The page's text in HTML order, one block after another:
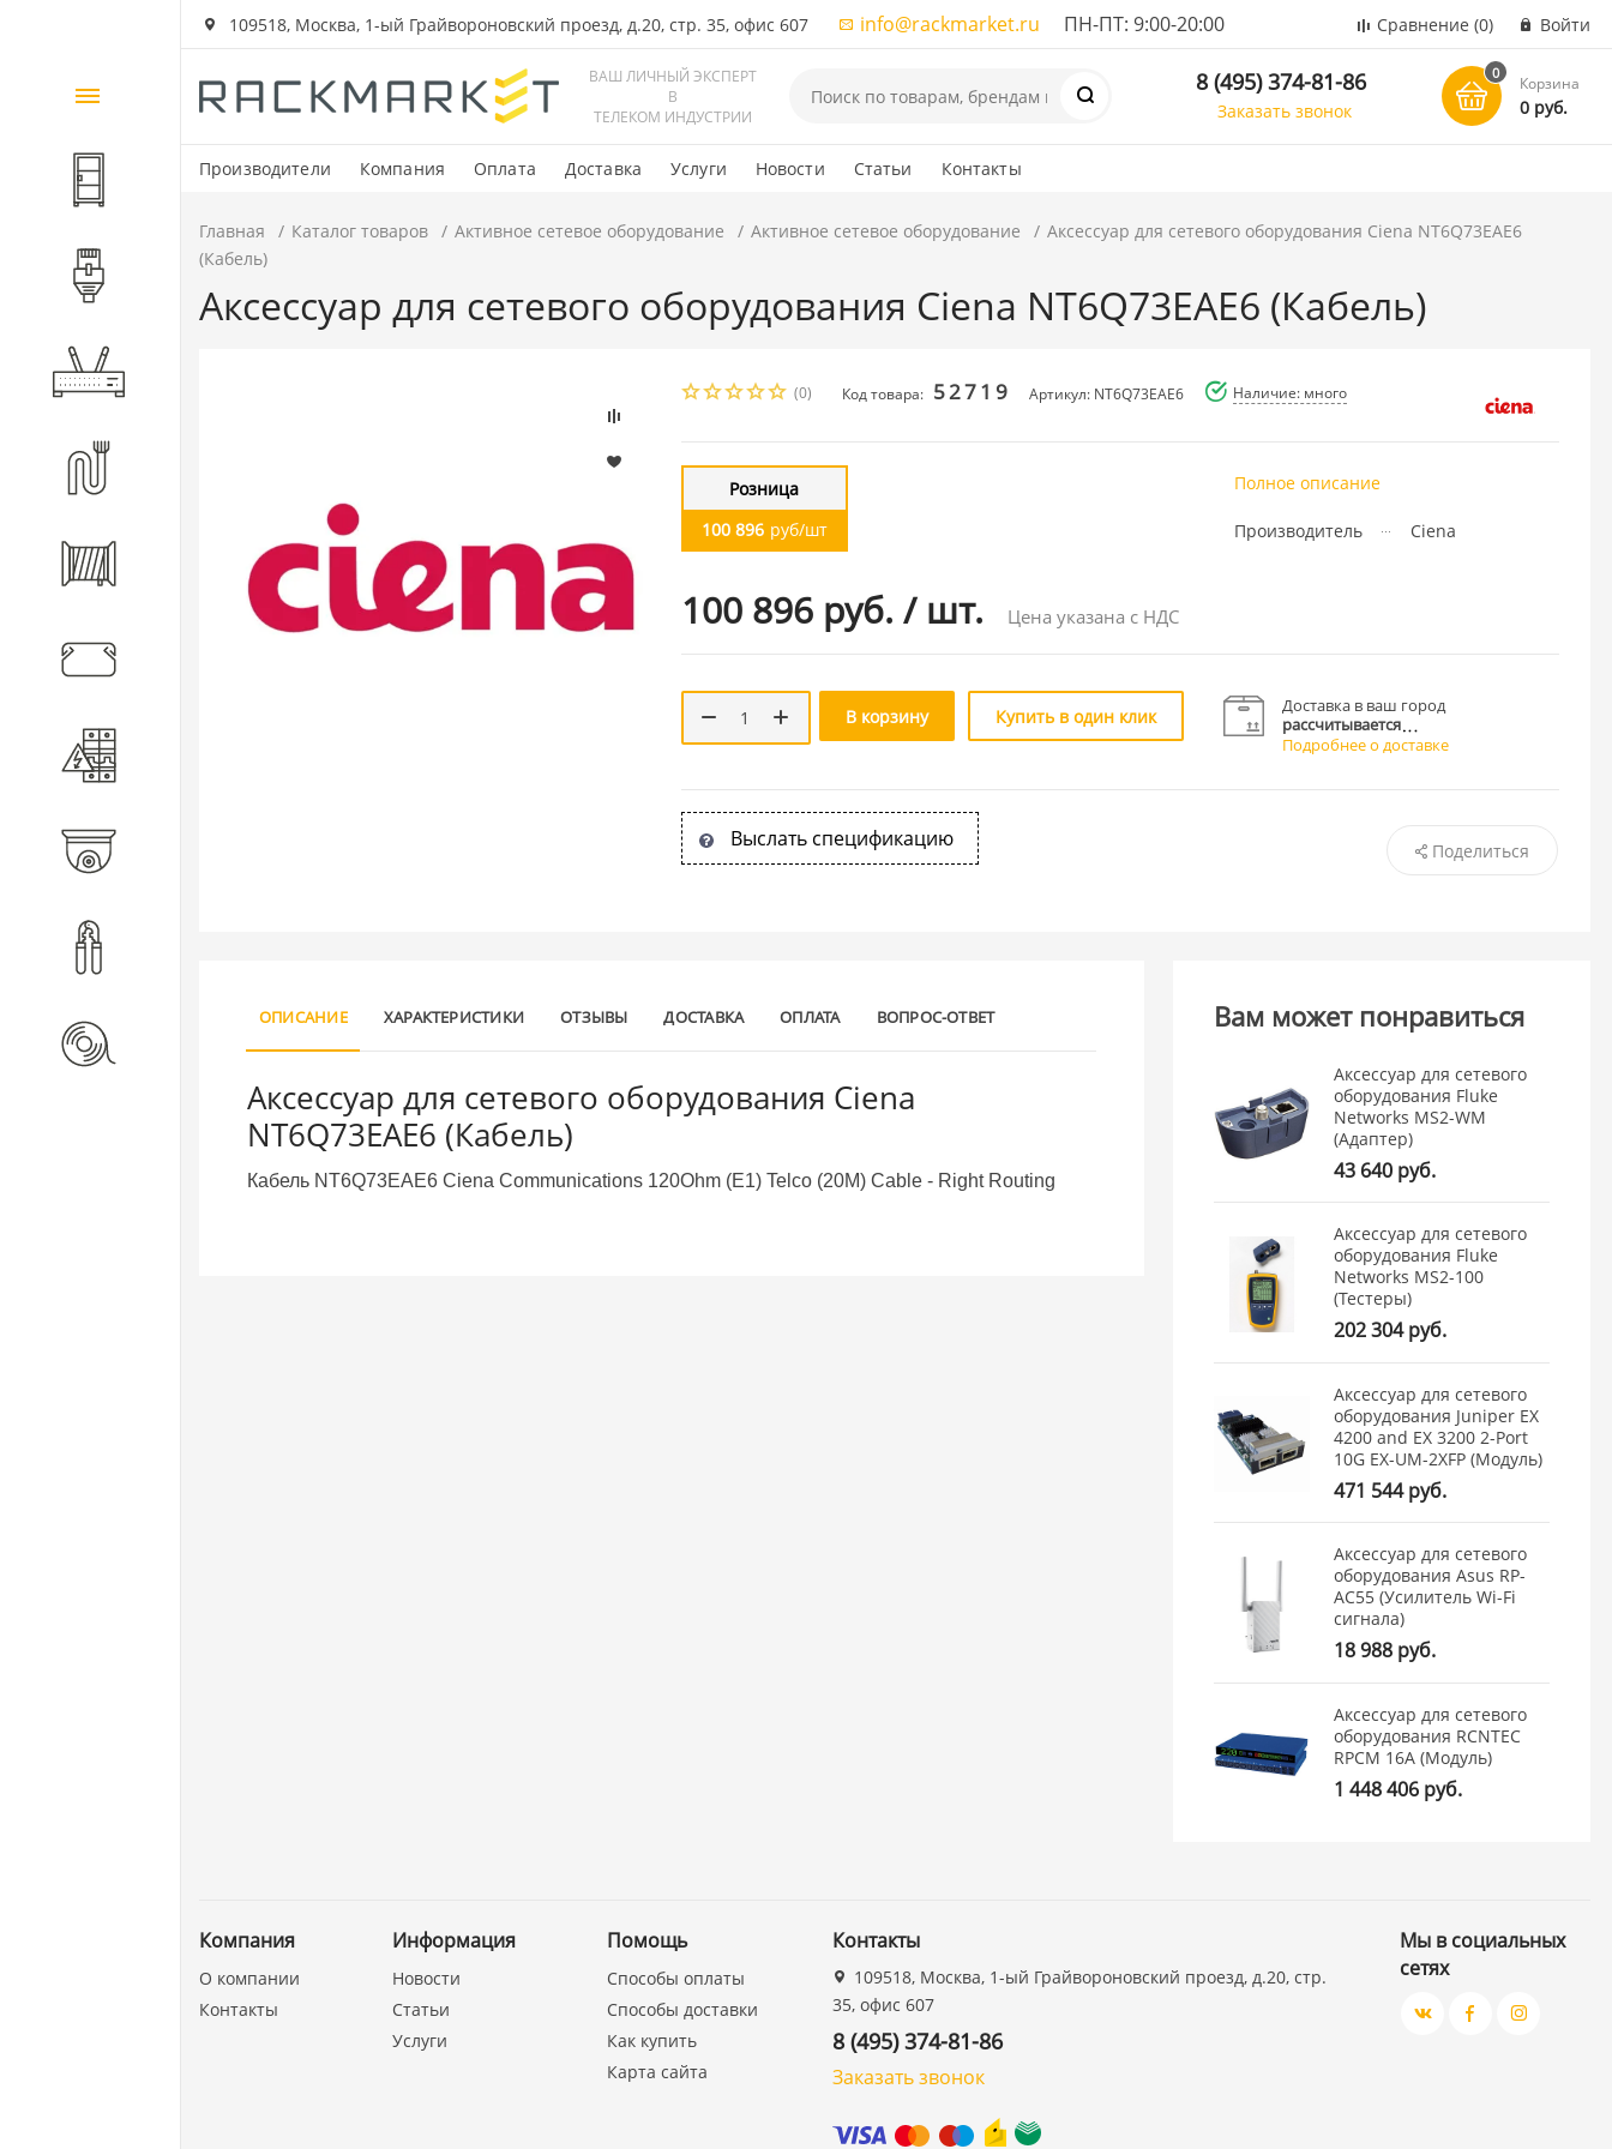
109518, Москва, 1-ый Грайвороновский проезд, д.20, стр. 35, офис 607 info@rackmarket.ru ПН-ПТ: 9:00-20:00 Сравнение (0) Войти
ВАШ ЛИЧНЫЙ ЭКСПЕРТ
В
ТЕЛЕКОМ ИНДУСТРИИ
8 (495) 374-81-86
Заказать звонок
0
Корзина
0 руб.
Производители Компания Оплата Доставка Услуги Новости Статьи Контакты
Каталог
товаров
Шкафы и стойки
Главная Каталог товаров Активное сетевое оборудование Активное сетевое оборудование
Аксессуар для сетевого оборудования Ciena NT6Q73EAE6
(Кабель)
Аксессуар для сетевого оборудования Ciena NT6Q73EAE6 (Кабель)
(0) Код товара: 52719 Артикул: NT6Q73EAE6 Наличие: много
Розница
100 896 руб/шт
100 896 руб. / шт. Цена указана с НДС
Полное описание
Производитель Ciena
В корзину Купить в один клик
Доставка в ваш город
рассчитывается
Подробнее о доставке
Выслать спецификацию Поделиться
ОПИСАНИЕ ХАРАКТЕРИСТИКИ ОТЗЫВЫ ДОСТАВКА ОПЛАТА ВОПРОС-ОТВЕТ
Аксессуар для сетевого оборудования Ciena
NT6Q73EAE6 (Кабель)
Кабель NT6Q73EAE6 Ciena Communications 120Ohm (E1) Telco (20M) Cable - Right Routing
Вам может понравиться
Аксессуар для сетевого
оборудования Fluke
Networks MS2-WM
(Адаптер)
43 640 руб.
Аксессуар для сетевого
оборудования Fluke
Networks MS2-100
(Тестеры)
202 304 руб.
Аксессуар для сетевого
оборудования Juniper EX
4200 and EX 3200 2-Port
10G EX-UM-2XFP (Модуль)
471 544 руб.
Аксессуар для сетевого
оборудования Asus RP-
AC55 (Усилитель Wi-Fi
сигнала)
18 988 руб.
Аксессуар для сетевого
оборудования RCNTEC
RPCM 16A (Модуль)
1 448 406 руб.
Компания
О компании
Контакты
Информация
Новости
Статьи
Услуги
Помощь
Способы оплаты
Способы доставки
Как купить
Карта сайта
Контакты
109518, Москва, 1-ый Грайвороновский проезд, д.20, стр.
35, офис 607
8 (495) 374-81-86
Заказать звонок
Мы в социальных
сетях